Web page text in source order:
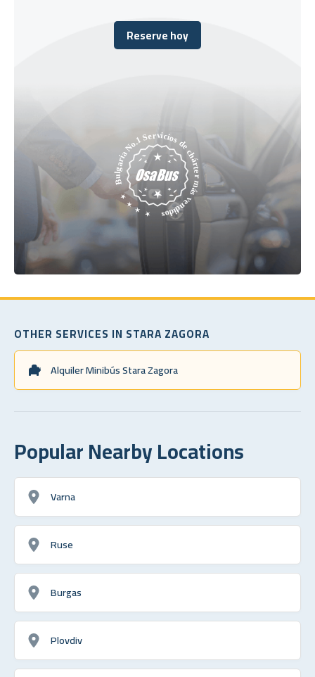
Reserve hoy
Reserve hoy
OTHER SERVICES IN STARA ZAGORA
Alquiler Minibús Stara Zagora
Popular Nearby Locations
Varna
Ruse
Burgas
Plovdiv